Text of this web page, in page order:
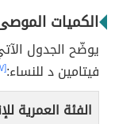
الكميات
يوضّح الجدول
فيتامين د للنساء:[١٧]
الفئة العمرية